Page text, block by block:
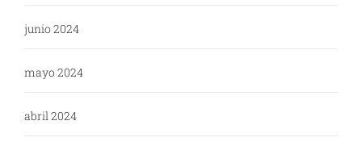
junio 2024
mayo 2024
abril 2024